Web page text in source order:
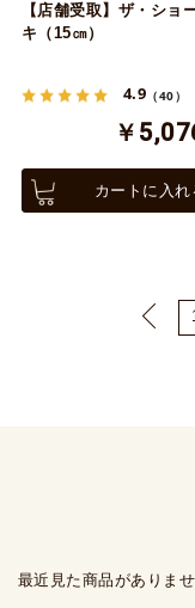
【店舗受取】ザ・ショ
キ（15㎝）
4.9 （40）
￥
カートに入れ
最近見た商品がありませ